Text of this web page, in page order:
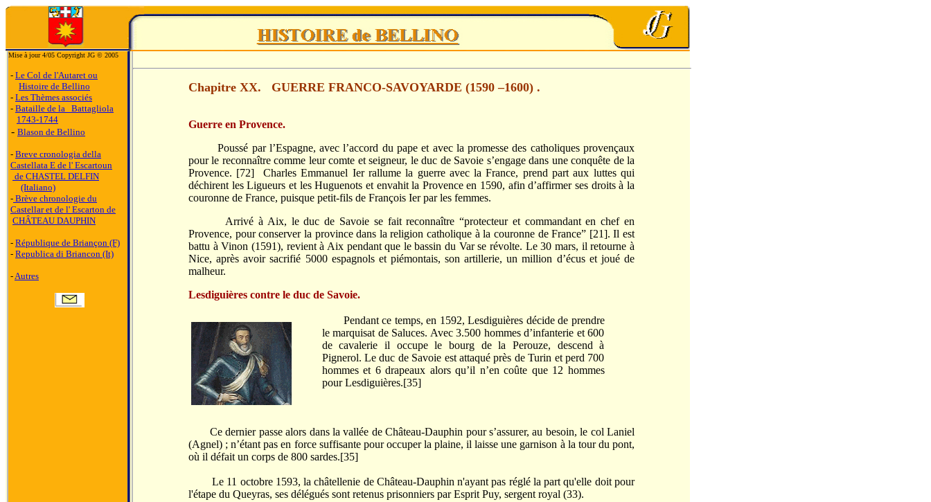
Mise à jour 4/05 Copyright JG © 2005
- Le Col de l'Autaret ou
Histoire de Bellino
- Les Thèmes associés
- Bataille de la Battagliola
1743-1744
- Blason de Bellino
- Breve cronologia della
Castellata E de l' Escartoun
de CHASTEL DELFIN
(Italiano)
- Brève chronologie du
Castellar et de l' Escarton de
CHÂTEAU DAUPHIN
- République de Briançon (F)
- Republica di Briancon (It)
-Autres
Chapitre XX. GUERRE FRANCO-SAVOYARDE (1590 –1600) .
Guerre en Provence.
Poussé par l’Espagne, avec l’accord du pape et avec la promesse des catholiques provençaux
pour le reconnaître comme leur comte et seigneur, le duc de Savoie s’engage dans une conquête de la
Provence. [72] Charles Emmanuel Ier rallume la guerre avec la France, prend part aux luttes qui
déchirent les Ligueurs et les Huguenots et envahit la Provence en 1590, afin d’affirmer ses droits à la
couronne de France, puisque petit-fils de François Ier par les femmes.
Arrivé à Aix, le duc de Savoie se fait reconnaître “protecteur et commandant en chef en
Provence, pour conserver la province dans la religion catholique à la couronne de France” [21]. Il est
battu à Vinon (1591), revient à Aix pendant que le bassin du Var se révolte. Le 30 mars, il retourne à
Nice, après avoir sacrifié 5000 espagnols et piémontais, son artillerie, un million d’écus et joué de
malheur.
Lesdiguières contre le duc de Savoie.
Pendant ce temps, en 1592, Lesdiguières décide de prendre
le marquisat de Saluces. Avec 3.500 hommes d’infanterie et 600
de cavalerie il occupe le bourg de la Perouze, descend à
Pignerol. Le duc de Savoie est attaqué près de Turin et perd 700
hommes et 6 drapeaux alors qu’il n’en coûte que 12 hommes
pour Lesdiguières.[35]
Ce dernier passe alors dans la vallée de Château-Dauphin pour s’assurer, au besoin, le col Laniel
(Agnel) ; n’étant pas en force suffisante pour occuper la plaine, il laisse une garnison à la tour du pont,
où il défait un corps de 800 sardes.[35]
Le 11 octobre 1593, la châtellenie de Château-Dauphin n'ayant pas réglé la part qu'elle doit pour
l'étape du Queyras, ses délégués sont retenus prisonniers par Esprit Puy, sergent royal (33).